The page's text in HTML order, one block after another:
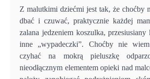
Z malutkimi dziećmi jest tak, że choćby
dbać i czuwać, praktycznie każdej
zalana jedzeniem koszulka,
inne „wypadeczki”. Choćby nie
czyhać na mokrą pieluszkę
nieodłącznym elementem opieki nad